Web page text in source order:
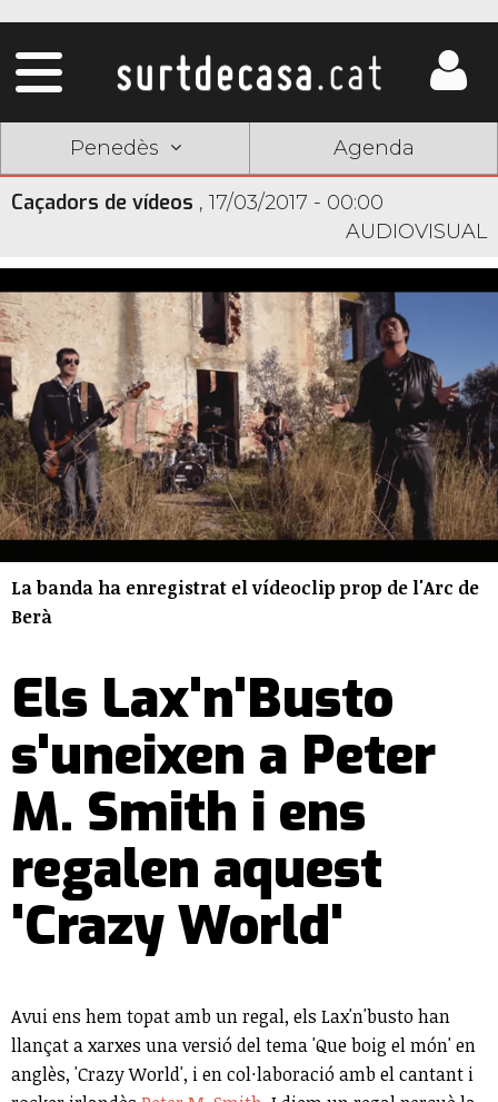
Penedès Agenda
Caçadors de vídeos , 17/03/2017 - 00:00
AUDIOVISUAL
La banda ha enregistrat el vídeoclip prop de l'Arc de
Berà
Els Lax'n'Busto
s'uneixen a Peter
M. Smith i ens
regalen aquest
'Crazy World'
Avui ens hem topat amb un regal, els Lax'n'busto han
llançat a xarxes una versió del tema 'Que boig el món' en
anglès, 'Crazy World', i en col·laboració amb el cantant i